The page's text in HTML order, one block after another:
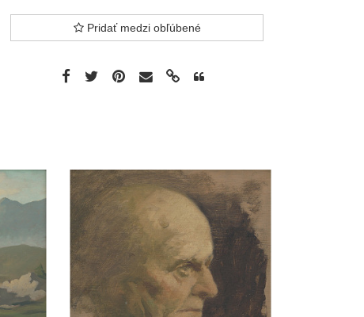
Pridať medzi obľúbené